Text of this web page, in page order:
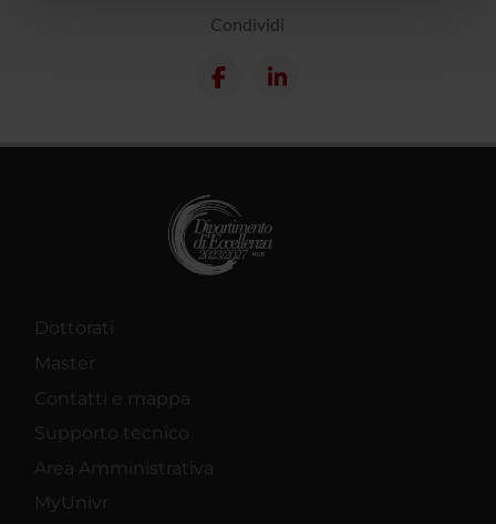
pubblicità e social media, i quali potrebbero combinarle
raccolto dal tuo utilizzo dei loro servizi.
Condividi
Dottorati
Master
Contatti e mappa
Supporto tecnico
Area Amministrativa
MyUnivr